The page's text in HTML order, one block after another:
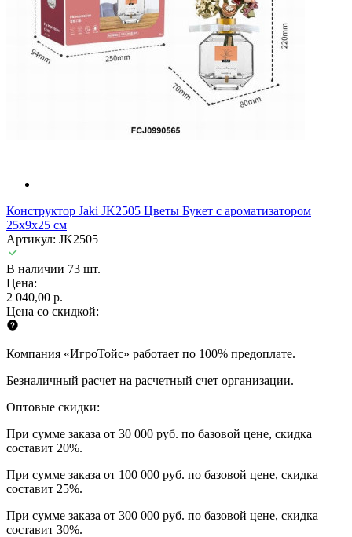
Конструктор Jaki JK2505 Цветы Букет с ароматизатором
25х9х25 см
Артикул: JK2505
В наличии 73 шт.
Цена:
2 040,00 р.
Цена со скидкой:
Компания «ИгроТойс» работает по 100% предоплате.
Безналичный расчет на расчетный счет организации.
Оптовые скидки:
При сумме заказа от 30 000 руб. по базовой цене, скидка
составит 20%.
При сумме заказа от 100 000 руб. по базовой цене, скидка
составит 25%.
При сумме заказа от 300 000 руб. по базовой цене, скидка
составит 30%.